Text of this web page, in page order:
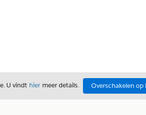
U vindt hier meer details. Overschakelen op